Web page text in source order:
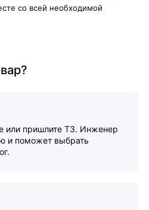
со всей необходимой
или пришлите ТЗ. Инженер
и поможет выбрать